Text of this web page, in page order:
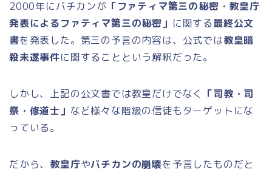
2000年にバチカンが 「ファティマ第三の秘密・教皇庁
発表によるファティマ第三の秘密」 に関する最終公文
書を発表した。第三の予言の内容は、公式では教皇暗
殺未遂事件に関することという解釈だった。
しかし、上記の公文書では教皇だけでなく 「司教・司
祭・修道士」 など様々な階級の信徒もターゲットにな
っている。
だから、 教皇庁やバチカンの崩壊を予言したものだと